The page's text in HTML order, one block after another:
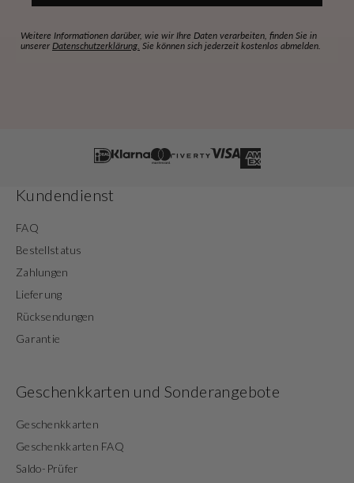
Weitere Informationen darüber, wie wir Ihre Daten verarbeiten, finden Sie in
unserer Datenschutzerklärung. Sie können sich jederzeit kostenlos abmelden.
Kundendienst
FAQ
Bestellstatus
Zahlungen
Lieferung
Rücksendungen
Garantie
Geschenkkarten und Sonderangebote
Geschenkkarten
Geschenkkarten FAQ
Saldo-Prüfer